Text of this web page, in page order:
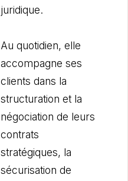
juridique.
Au quotidien, elle
accompagne ses
clients dans la
structuration et la
négociation de leurs
contrats
stratégiques, la
sécurisation de